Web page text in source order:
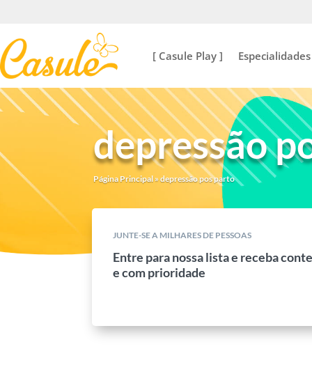
[ Casule Play ] Especialidades
depressão
Página Principal »depressão pos parto
JUNTE-SE A MILHARES DE PESSOAS
Entre para nossa lista e receba
e com prioridade